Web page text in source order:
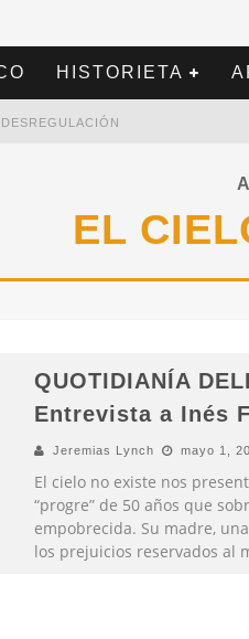
HISTORIETA
EL
QUOTIDIANÍA
Entrevista a Inés
Jeremias Lynch mayo 1,
El cielo no existe nos
“progre” de 50 años que
empobrecida. Su madre,
los prejuicios reservados al